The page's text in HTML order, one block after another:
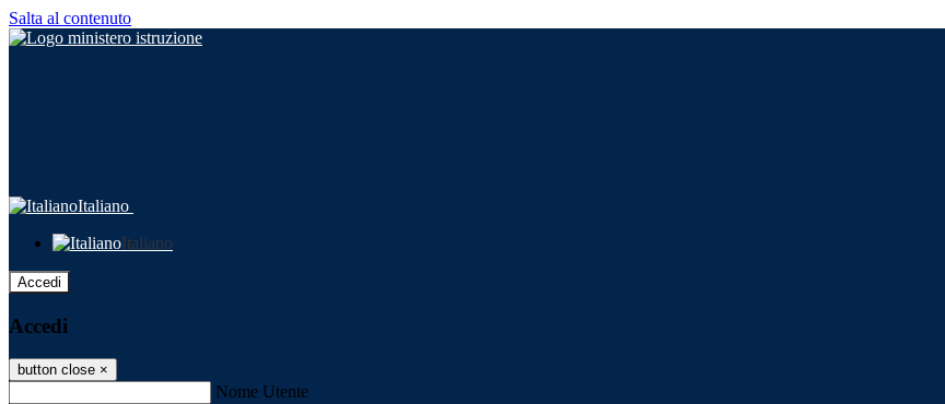
Salta al contenuto
Italiano
Italiano
Accedi
Accedi
button close ×
Nome Utente